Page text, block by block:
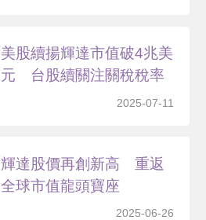
美股續揚輝達市值破4兆美
元 台股續關注關稅稅率
2025-07-11
輝達股價再創新高 重返
全球市值龍頭寶座
2025-06-26